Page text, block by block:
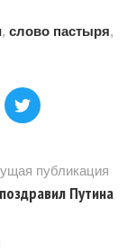
, слово пастыря,
публикация
Путина